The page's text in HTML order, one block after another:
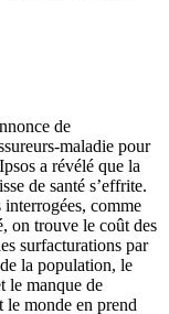
de
maladie pour
a révélé que la
de santé s’effrite.
comme
on trouve le coût des
surfacturations par
la population, le
le manque de
monde en prend